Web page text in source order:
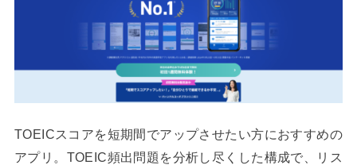
TOEICスコアを短期間でアップさせたい方におすすめの
アプリ。TOEIC頻出問題を分析し尽くした構成で、リス